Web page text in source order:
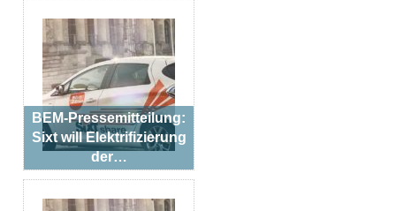
BEM-Pressemitteilung:
Sixt will Elektrifizierung
der…